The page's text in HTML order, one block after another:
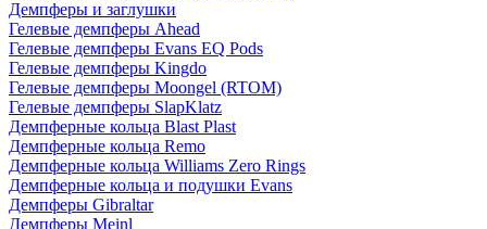
Демпферы и заглушки
Гелевые демпферы Ahead
Гелевые демпферы Evans EQ Pods
Гелевые демпферы Kingdo
Гелевые демпферы Moongel (RTOM)
Гелевые демпферы SlapKlatz
Демпферные кольца Blast Plast
Демпферные кольца Remo
Демпферные кольца Williams Zero Rings
Демпферные кольца и подушки Evans
Демпферы Gibraltar
Демпферы Meinl